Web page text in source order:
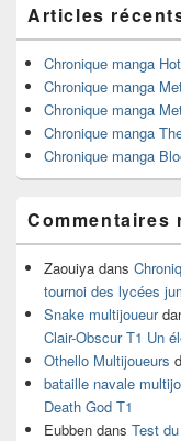
principale
de
widget
pour
barre
latérale
Articles
Chronique manga
Chronique manga
Chronique manga
Chronique manga
Chronique manga
Commentaires
Zaouiya dans
tournoi des lycées
Snake multijoueur
Clair-Obscur T1 Un
Othello Multijoueurs
bataille navale
Death God T1
Eubben dans Test